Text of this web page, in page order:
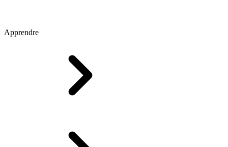
Apprendre